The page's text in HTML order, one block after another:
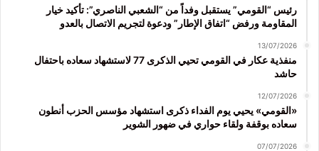
رئيس “القومي” يستقبل وفداً من “الشعبي الناصري”: تأكيد خيار
المقاومة ورفض “اتفاق الإطار” ودعوة لتجريم الاتصال بالعدو
13/07/2026
منفذية عكار في القومي تحيي الذكرى 77 لاستشهاد سعاده باحتفال
حاشد
12/07/2026
«القومي» يحيي يوم الفداء ذكرى استشهاد مؤسس الحزب أنطون
سعاده بوقفة ولقاء حواري في ضهور الشوير
07/07/2026